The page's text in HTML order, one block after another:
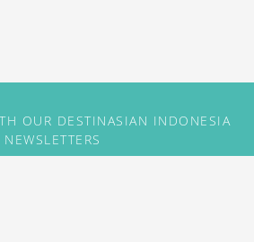
OUR DESTINASIAN INDONESIA
NEWSLETTERS